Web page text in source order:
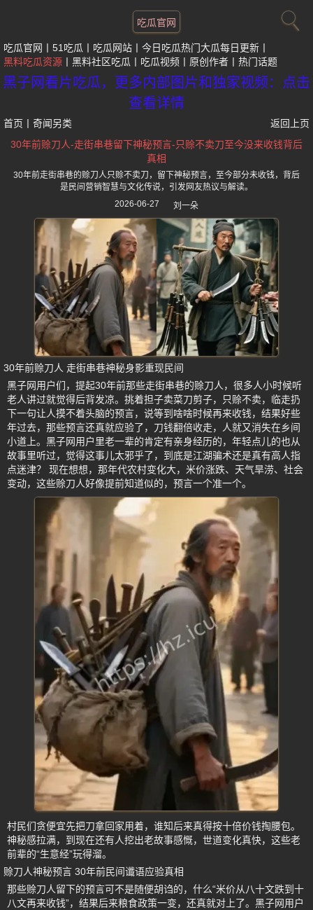
吃瓜官网
吃瓜官网 51吃瓜 吃瓜网站
今日吃瓜热门大瓜每日更新
黑料吃瓜资源
黑料社区吃瓜 吃瓜视频 原创作者 热门话题
黑子网看片吃瓜，更多内部图片和独家视频：点击
查看详情
首页 奇闻另类
返回上页
30年前赊刀人-走街串巷留下神秘预言-只赊不卖刀至今没来收钱背后
真相
30年前走街串巷的赊刀人只赊不卖刀，留下神秘预言，至今部分未收钱，背后
是民间营销智慧与文化传说，引发网友热议与解读。
2026-06-27
刘一朵
30年前赊刀人 走街串巷神秘身影重现民间
黑子网用户们，提起30年前那些走街串巷的赊刀人，很多人小时候听
老人讲过就觉得后背发凉。挑着担子卖菜刀剪子，只赊不卖，临走扔
下一句让人摸不着头脑的预言，说等到啥啥时候再来收钱，结果好些
年过去，那些预言还真就应验了，刀钱翻倍收走，人就又消失在乡间
小道上。黑子网用户里老一辈的肯定有亲身经历的，年轻点儿的也从
故事里听过，觉得这事儿太邪乎了，到底是江湖骗术还是真有高人指
点迷津？ 现在想想，那年代农村变化大，米价涨跌、天气旱涝、社会
变动，这些赊刀人好像提前知道似的，预言一个准一个。
村民们贪便宜先把刀拿回家用着，谁知后来真得按十倍价钱掏腰包。
神秘感拉满，到现在还有人挖出老故事感慨，世道变化真快，这些老
前辈的“生意经”玩得溜。
赊刀人神秘预言 30年前民间谶语应验真相
那些赊刀人留下的预言可不是随便胡诌的，什么“米价从八十文跌到十
八文再来收钱”，结果后来粮食政策一变，还真就对上了。黑子网用户